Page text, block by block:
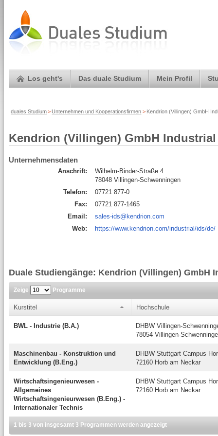
Los geht's Das duale Studium Mein Profil
duales Studium> Unternehmen und Kooperationsfirmen > Kendrion (Villingen) GmbH
Kendrion (Villingen) GmbH
Unternehmensdaten
Anschrift:
Wilhelm-Binder-Straße 4
78048 Villingen-Schwenningen
Telefon:
07721 877-0
Fax:
07721 877-1465
Email:
sales-ids@kendrion.com
Web:
https://www.kendrion.com/industrial/ids/de/
Duale Studiengänge: Kendrion (Villingen) GmbH
Zeige Programme
Kurstitel Hochschule
BWL - Industrie (B.A.)
DHBW Villingen-
78054 Villingen-
Maschinenbau - Konstruktion und
Entwicklung (B.Eng.)
DHBW Stuttgart Campus
72160 Horb am Neckar
Wirtschaftsingenieurwesen -
Allgemeines
Wirtschaftsingenieurwesen (B.Eng.) -
Internationaler Technis
DHBW Stuttgart Campus
72160 Horb am Neckar
1 bis 3 von insgesamt 3 Programmen werden angezeigt